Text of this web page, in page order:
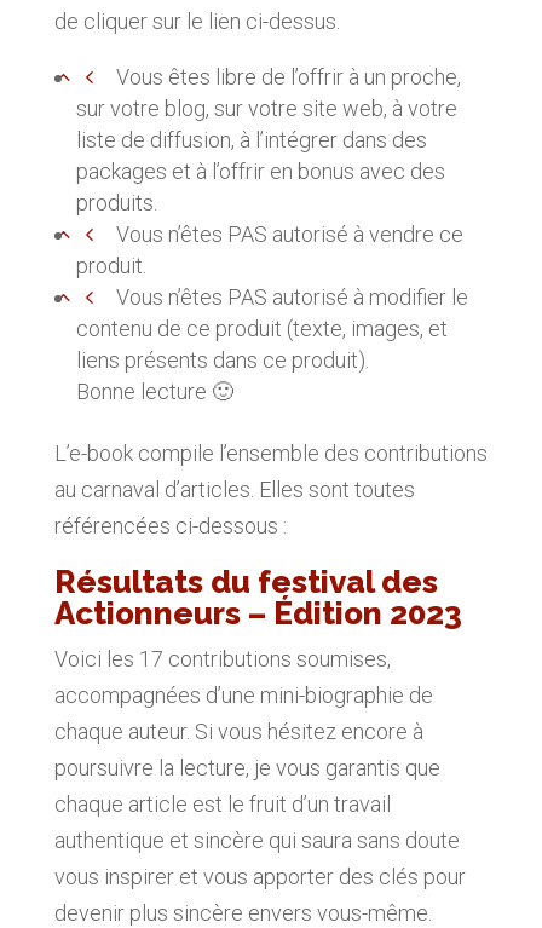
de cliquer sur le lien ci-dessus.
Vous êtes libre de l’offrir à un proche,
sur votre blog, sur votre site web, à votre
liste de diffusion, à l’intégrer dans des
packages et à l’offrir en bonus avec des
produits.
Vous n’êtes PAS autorisé à vendre ce
produit.
Vous n’êtes PAS autorisé à modifier le
contenu de ce produit (texte, images, et
liens présents dans ce produit).
Bonne lecture 🙂
L’e-book compile l’ensemble des contributions
au carnaval d’articles. Elles sont toutes
référencées ci-dessous :
Résultats du festival des
Actionneurs – Édition 2023
Voici les 17 contributions soumises,
accompagnées d’une mini-biographie de
chaque auteur. Si vous hésitez encore à
poursuivre la lecture, je vous garantis que
chaque article est le fruit d’un travail
authentique et sincère qui saura sans doute
vous inspirer et vous apporter des clés pour
devenir plus sincère envers vous-même.